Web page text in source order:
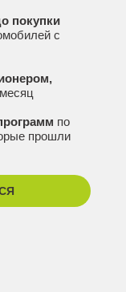
покупки
с
по
прошли